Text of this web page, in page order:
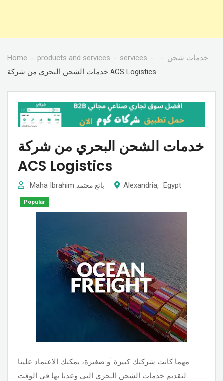
Home products and services services
خدمات شحن
خدمات الشحن البحري من شركة ACS Logistics
خدمات الشحن البحري من شركة
ACS Logistics
Maha Ibrahim بائع معتمد Alexandria, Egypt
Popular
مهما كانت شركتك كبيرة أو صغيرة، يمكنك الاعتماد علينا
لتقديم خدمات الشحن البحري التي وعدنا بها في الوقت